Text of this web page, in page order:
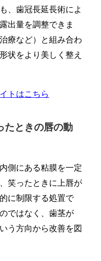
、歯冠長延長術によ
出量を調整できま
療など）と組み合わ
状をより美しく整え
トはこちら
たときの唇の動
側にある粘膜を一定
笑ったときに上唇が
に制限する処置で
ではなく、歯茎が
う方向から改善を図